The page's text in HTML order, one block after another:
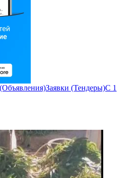
Заявки (Тендеры)С 1